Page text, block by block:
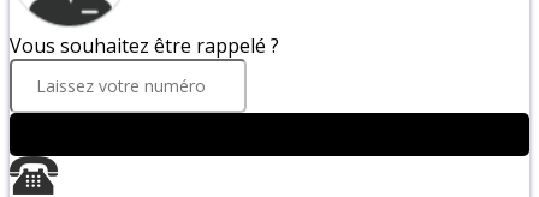
Vous souhaitez être rappelé ?